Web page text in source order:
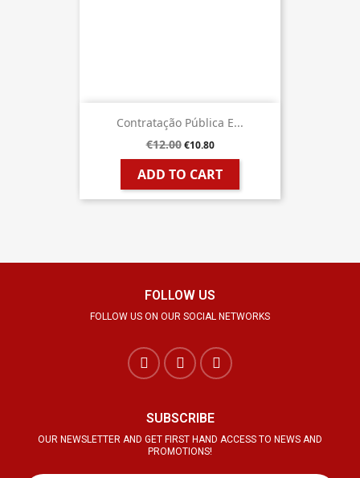
Contratação Pública E...
€12.00 €10.80
ADD TO CART
FOLLOW US
FOLLOW US ON OUR SOCIAL NETWORKS
SUBSCRIBE
OUR NEWSLETTER AND GET FIRST HAND ACCESS TO NEWS AND
PROMOTIONS!